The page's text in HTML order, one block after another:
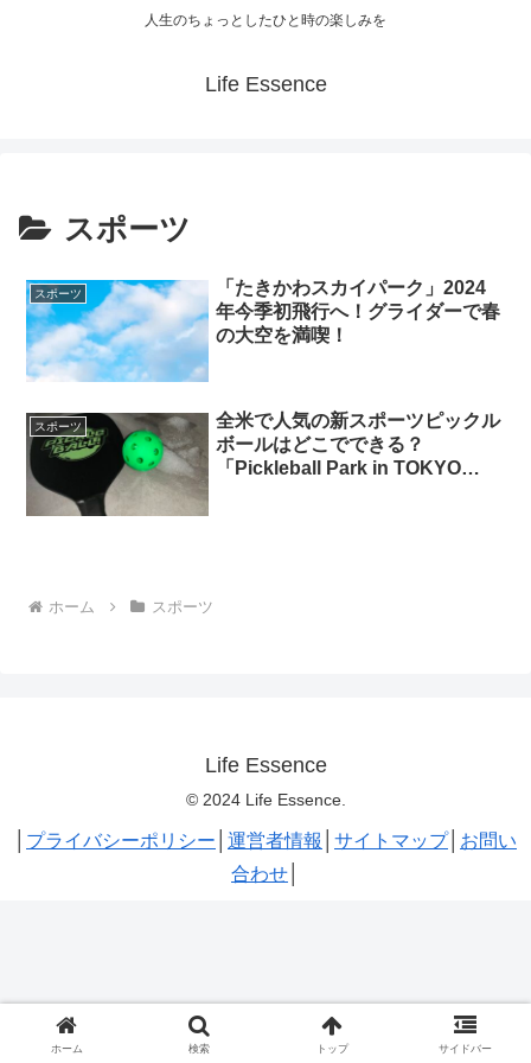
人生のちょっとしたひと時の楽しみを
Life Essence
スポーツ
スポーツ
「たきかわスカイパーク」2024
年今季初飛行へ！グライダーで春
の大空を満喫！
スポーツ
全米で人気の新スポーツピックル
ボールはどこでできる？
「Pickleball Park in TOKYO
ホーム スポーツ
Life Essence
© 2024 Life Essence.
プライバシーポリシー 運営者情報 サイトマップ│ お問い
合わせ
ホーム 検索 トップ サイドバー